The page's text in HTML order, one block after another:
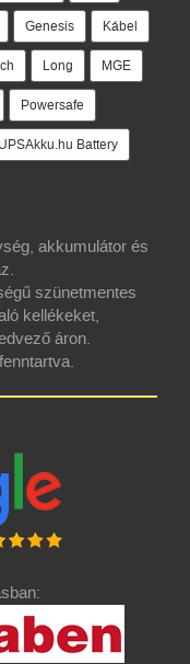
Genesis Kábel
Long MGE
Powersafe
UPSAkku.hu Battery
akkumulátor és
szünetmentes
kellékeket,
áron.